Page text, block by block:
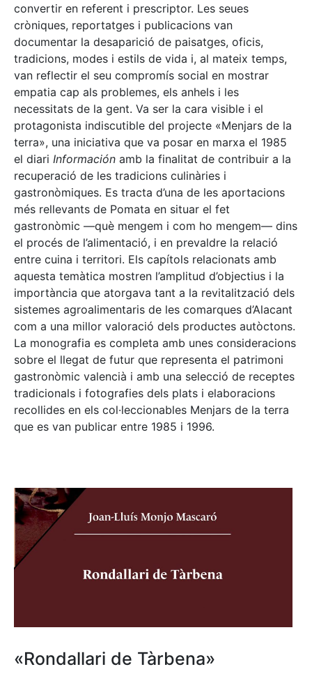
convertir en referent i prescriptor. Les seues
cròniques, reportatges i publicacions van
documentar la desaparició de paisatges, oficis,
tradicions, modes i estils de vida i, al mateix temps,
van reflectir el seu compromís social en mostrar
empatia cap als problemes, els anhels i les
necessitats de la gent. Va ser la cara visible i el
protagonista indiscutible del projecte «Menjars de la
terra», una iniciativa que va posar en marxa el 1985
el diari Información amb la finalitat de contribuir a la
recuperació de les tradicions culinàries i
gastronòmiques. Es tracta d’una de les aportacions
més rellevants de Pomata en situar el fet
gastronòmic —què mengem i com ho mengem— dins
el procés de l’alimentació, i en prevaldre la relació
entre cuina i territori. Els capítols relacionats amb
aquesta temàtica mostren l’amplitud d’objectius i la
importància que atorgava tant a la revitalització dels
sistemes agroalimentaris de les comarques d’Alacant
com a una millor valoració dels productes autòctons.
La monografia es completa amb unes consideracions
sobre el llegat de futur que representa el patrimoni
gastronòmic valencià i amb una selecció de receptes
tradicionals i fotografies dels plats i elaboracions
recollides en els col·leccionables Menjars de la terra
que es van publicar entre 1985 i 1996.
«Rondallari de Tàrbena»